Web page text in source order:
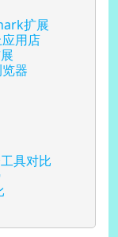
扩展
用店
器
具对比